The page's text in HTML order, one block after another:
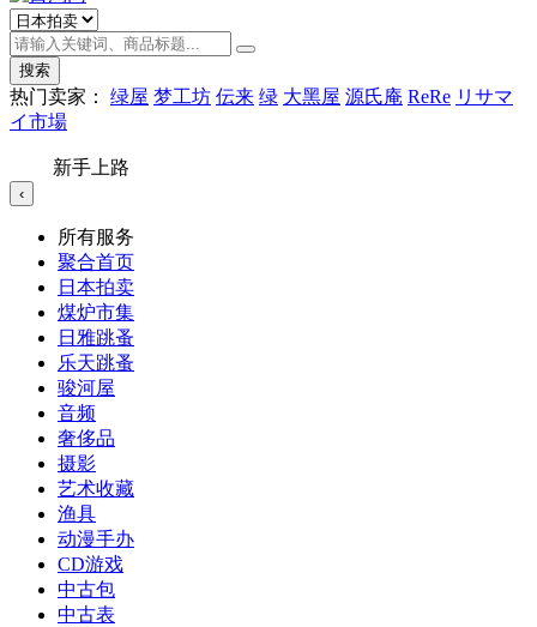
搜索
热门卖家： 绿屋 梦工坊 伝来 绿 大黑屋 源氏庵 ReRe リサマ
イ市場
新手上路
‹
所有服务
聚合首页
日本拍卖
煤炉市集
日雅跳蚤
乐天跳蚤
骏河屋
音频
奢侈品
摄影
艺术收藏
渔具
动漫手办
CD游戏
中古包
中古表